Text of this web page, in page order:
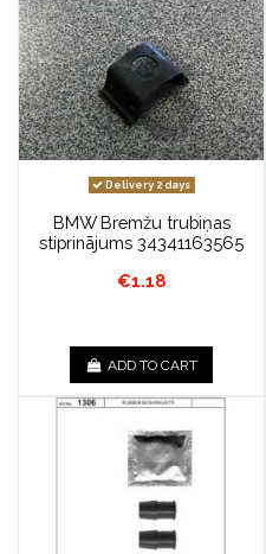
Delivery 2 days
BMW Bremžu trubiņas
stiprinājums 34341163565
€1.18
ADD TO CART